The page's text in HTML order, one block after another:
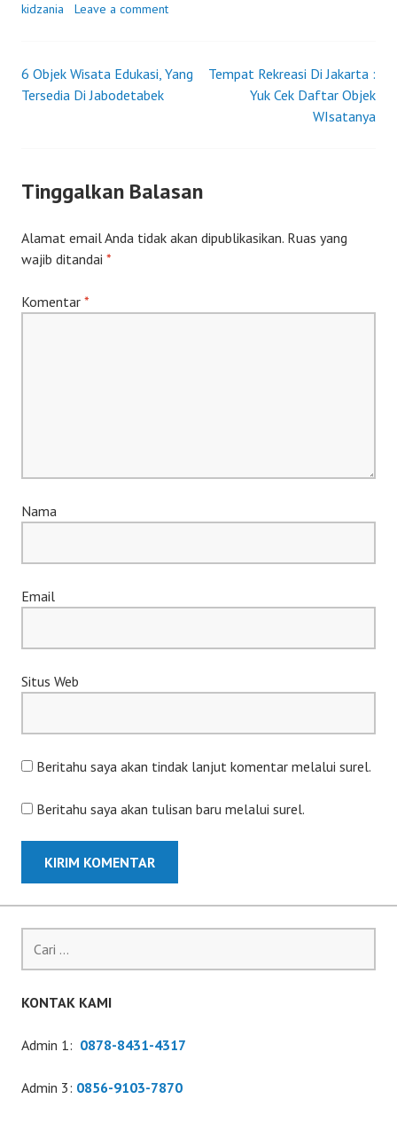
kidzania
Leave a comment
Post
6 Objek Wisata Edukasi, Yang
Tersedia Di Jabodetabek
Tempat Rekreasi Di Jakarta :
Yuk Cek Daftar Objek
WIsatanya
Tinggalkan Balasan
Alamat email Anda tidak akan dipublikasikan. Ruas yang
wajib ditandai *
Komentar *
Nama
Email
Situs Web
Beritahu saya akan tindak lanjut komentar melalui surel.
Beritahu saya akan tulisan baru melalui surel.
untuk:
KONTAK KAMI
Admin 1: 0878-8431-4317
Admin 3: 0856-9103-7870